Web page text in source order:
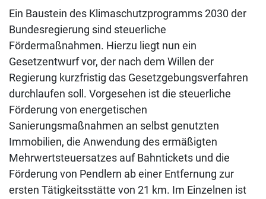
Ein Baustein des Klimaschutzprogramms 2030 der
Bundesregierung sind steuerliche
Fördermaßnahmen. Hierzu liegt nun ein
Gesetzentwurf vor, der nach dem Willen der
Regierung kurzfristig das Gesetzgebungsverfahren
durchlaufen soll. Vorgesehen ist die steuerliche
Förderung von energetischen
Sanierungsmaßnahmen an selbst genutzten
Immobilien, die Anwendung des ermäßigten
Mehrwertsteuersatzes auf Bahntickets und die
Förderung von Pendlern ab einer Entfernung zur
ersten Tätigkeitsstätte von 21 km. Im Einzelnen ist